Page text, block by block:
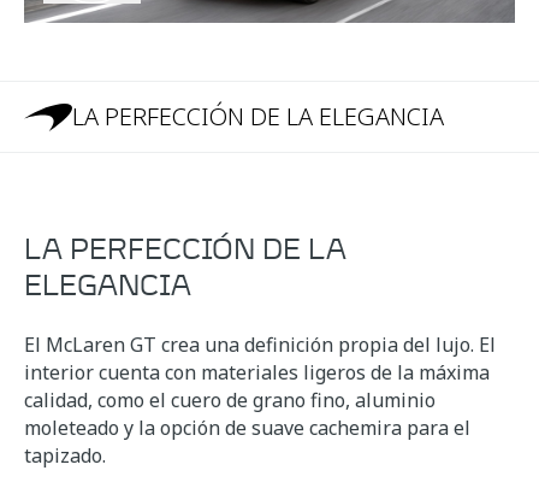
LA PERFECCIÓN DE LA ELEGANCIA
LA PERFECCIÓN DE LA
ELEGANCIA
El McLaren GT crea una definición propia del lujo. El
interior cuenta con materiales ligeros de la máxima
calidad, como el cuero de grano fino, aluminio
moleteado y la opción de suave cachemira para el
tapizado.